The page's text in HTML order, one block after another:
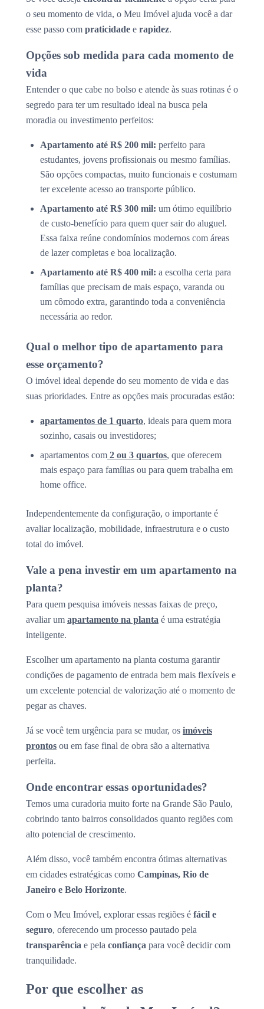
o seu momento de vida, o Meu Imóvel ajuda você a dar
esse passo com praticidade e rapidez.
Opções sob medida para cada momento de
vida
Entender o que cabe no bolso e atende às suas rotinas é o
segredo para ter um resultado ideal na busca pela
moradia ou investimento perfeitos:
Apartamento até R$ 200 mil: perfeito para
estudantes, jovens profissionais ou mesmo famílias.
São opções compactas, muito funcionais e costumam
ter excelente acesso ao transporte público.
Apartamento até R$ 300 mil: um ótimo equilíbrio
de custo-benefício para quem quer sair do aluguel.
Essa faixa reúne condomínios modernos com áreas
de lazer completas e boa localização.
Apartamento até R$ 400 mil: a escolha certa para
famílias que precisam de mais espaço, varanda ou
um cômodo extra, garantindo toda a conveniência
necessária ao redor.
Qual o melhor tipo de apartamento para
esse orçamento?
O imóvel ideal depende do seu momento de vida e das
suas prioridades. Entre as opções mais procuradas estão:
apartamentos de 1 quarto, ideais para quem mora
sozinho, casais ou investidores;
apartamentos com 2 ou 3 quartos, que oferecem
mais espaço para famílias ou para quem trabalha em
home office.
Independentemente da configuração, o importante é
avaliar localização, mobilidade, infraestrutura e o custo
total do imóvel.
Vale a pena investir em um apartamento na
planta?
Para quem pesquisa imóveis nessas faixas de preço,
avaliar um apartamento na planta é uma estratégia
inteligente.
Escolher um apartamento na planta costuma garantir
condições de pagamento de entrada bem mais flexíveis e
um excelente potencial de valorização até o momento de
pegar as chaves.
Já se você tem urgência para se mudar, os imóveis
prontos ou em fase final de obra são a alternativa
perfeita.
Onde encontrar essas oportunidades?
Temos uma curadoria muito forte na Grande São Paulo,
cobrindo tanto bairros consolidados quanto regiões com
alto potencial de crescimento.
Além disso, você também encontra ótimas alternativas
em cidades estratégicas como Campinas, Rio de
Janeiro e Belo Horizonte.
Com o Meu Imóvel, explorar essas regiões é fácil e
seguro, oferecendo um processo pautado pela
transparência e pela confiança para você decidir com
tranquilidade.
Por que escolher as